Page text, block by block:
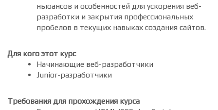
гибких инструментов для сборки frontend.
В процессе курса затронем массу различных
ньюансов и особенностей для ускорения веб-
пробелов в текущих навыках создания сайтов.
Для кого этот курс
Junior-разработчики